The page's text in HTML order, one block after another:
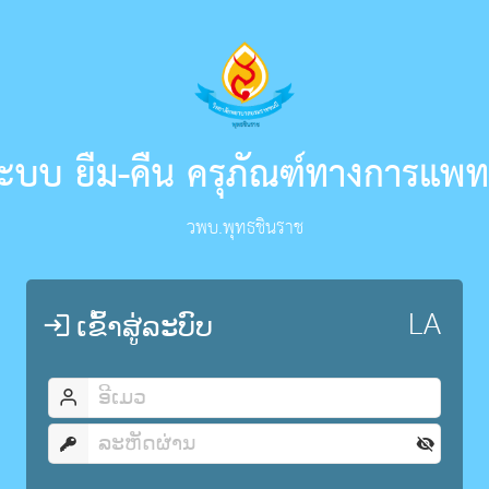
บบ ยืม-คืน ครุภัณฑ์ทางการแพ
วพบ.พุทธชินราช
ເຂົ້າສູ່ລະບົບ